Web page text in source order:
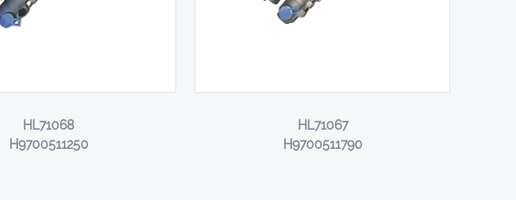
HL71067
H9700511790
HL71068
H9700511250